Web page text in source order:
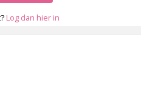
Log dan hier in